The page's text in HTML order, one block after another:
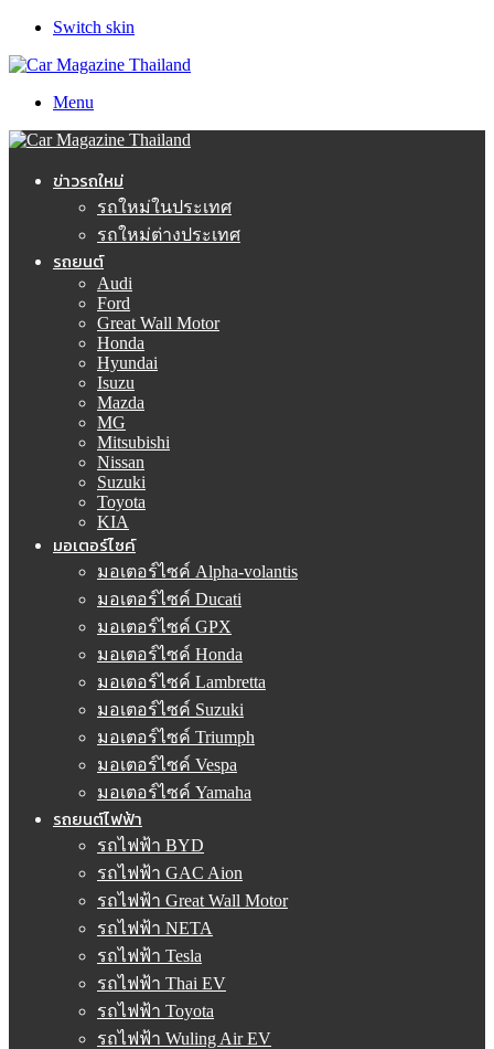
Switch skin
Menu
ข่าวรถใหม่
รถใหม่ในประเทศ
รถใหม่ต่างประเทศ
รถยนต์
Audi
Ford
Great Wall Motor
Honda
Hyundai
Isuzu
Mazda
MG
Mitsubishi
Nissan
Suzuki
Toyota
KIA
มอเตอร์ไซค์
มอเตอร์ไซค์ Alpha-volantis
มอเตอร์ไซค์ Ducati
มอเตอร์ไซค์ GPX
มอเตอร์ไซค์ Honda
มอเตอร์ไซค์ Lambretta
มอเตอร์ไซค์ Suzuki
มอเตอร์ไซค์ Triumph
มอเตอร์ไซค์ Vespa
มอเตอร์ไซค์ Yamaha
รถยนต์ไฟฟ้า
รถไฟฟ้า BYD
รถไฟฟ้า GAC Aion
รถไฟฟ้า Great Wall Motor
รถไฟฟ้า NETA
รถไฟฟ้า Tesla
รถไฟฟ้า Thai EV
รถไฟฟ้า Toyota
รถไฟฟ้า Wuling Air EV